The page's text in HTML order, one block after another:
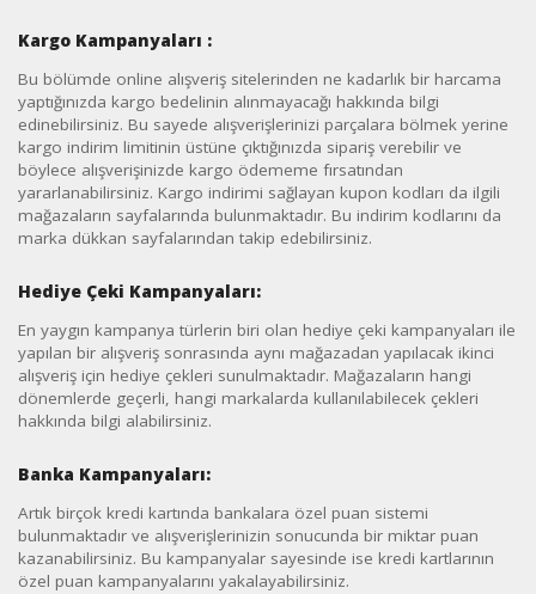
Kargo Kampanyaları :
Bu bölümde online alışveriş sitelerinden ne kadarlık bir harcama
yaptığınızda kargo bedelinin alınmayacağı hakkında bilgi
edinebilirsiniz. Bu sayede alışverişlerinizi parçalara bölmek yerine
kargo indirim limitinin üstüne çıktığınızda sipariş verebilir ve
böylece alışverişinizde kargo ödememe fırsatından
yararlanabilirsiniz. Kargo indirimi sağlayan kupon kodları da ilgili
mağazaların sayfalarında bulunmaktadır. Bu indirim kodlarını da
marka dükkan sayfalarından takip edebilirsiniz.
Hediye Çeki Kampanyaları:
En yaygın kampanya türlerin biri olan hediye çeki kampanyaları ile
yapılan bir alışveriş sonrasında aynı mağazadan yapılacak ikinci
alışveriş için hediye çekleri sunulmaktadır. Mağazaların hangi
dönemlerde geçerli, hangi markalarda kullanılabilecek çekleri
hakkında bilgi alabilirsiniz.
Banka Kampanyaları:
Artık birçok kredi kartında bankalara özel puan sistemi
bulunmaktadır ve alışverişlerinizin sonucunda bir miktar puan
kazanabilirsiniz. Bu kampanyalar sayesinde ise kredi kartlarının
özel puan kampanyalarını yakalayabilirsiniz.